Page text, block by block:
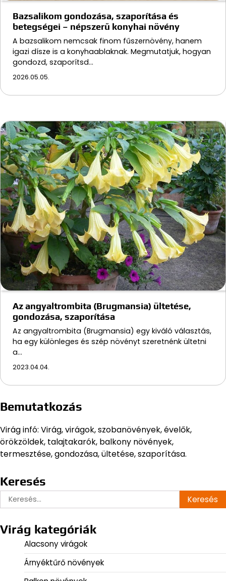
Bazsalikom gondozása, szaporítása és
betegségei – népszerű konyhai növény
A bazsalikom nemcsak finom fűszernövény, hanem
igazi dísze is a konyhaablaknak. Megmutatjuk, hogyan
gondozd, szaporítsd…
2026.05.05.
Az angyaltrombita (Brugmansia) ültetése,
gondozása, szaporítása
Az angyaltrombita (Brugmansia) egy kiváló választás,
ha egy különleges és szép növényt szeretnénk ültetni
a…
2023.04.04.
Bemutatkozás
Virág infó: Virág, virágok, szobanövények, évelők,
örökzöldek, talajtakarók, balkony növények,
termesztése, gondozása, ültetése, szaporítása.
Keresés
Keresés:
Virág kategóriák
Alacsony virágok
Árnyéktűrő növények